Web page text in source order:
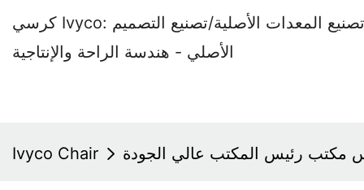
كرسي Ivyco: مصنع كراسي المكاتب المتخصص في تصنيع المعدات الأصلية/تصنيع التصميم
الأصلي - هندسة الراحة والإنتاجية
Ivyco Chair مكتب رئيس المكتب عالي الجودة